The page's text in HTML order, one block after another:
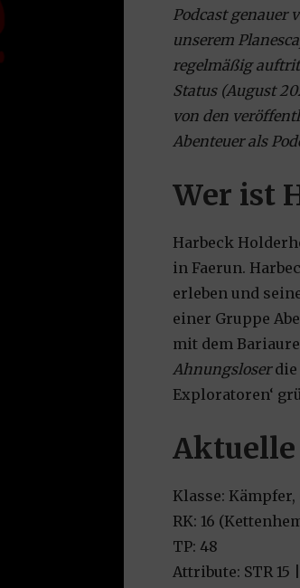
Podcast genauer
unserem
regelmäßig
Status (August
von den
Abenteuer als
Wer ist
Harbeck
in Faerun.
erleben und
einer Gruppe
mit dem
Ahnungsloserdie
Exploratoren‘
Aktuelle
Klasse: Kämpfer,
RK: 16
TP: 48
Attribute: STR 15